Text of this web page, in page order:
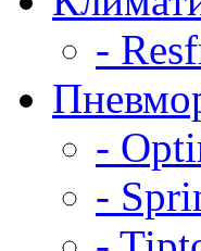
-
-
-